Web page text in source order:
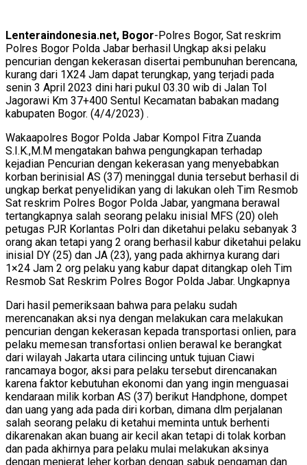
Lenteraindonesia.net, Bogor-Polres Bogor, Sat reskrim
Polres Bogor Polda Jabar berhasil Ungkap aksi pelaku
pencurian dengan kekerasan disertai pembunuhan berencana,
kurang dari 1X24 Jam dapat terungkap, yang terjadi pada
senin 3 April 2023 dini hari pukul 03.30 wib di Jalan Tol
Jagorawi Km 37+400 Sentul Kecamatan babakan madang
kabupaten Bogor. (4/4/2023) .
Wakaapolres Bogor Polda Jabar Kompol Fitra Zuanda
S.I.K.,M.M mengatakan bahwa pengungkapan terhadap
kejadian Pencurian dengan kekerasan yang menyebabkan
korban berinisial AS (37) meninggal dunia tersebut berhasil di
ungkap berkat penyelidikan yang di lakukan oleh Tim Resmob
Sat reskrim Polres Bogor Polda Jabar, yangmana berawal
tertangkapnya salah seorang pelaku inisial MFS (20) oleh
petugas PJR Korlantas Polri dan diketahui pelaku sebanyak 3
orang akan tetapi yang 2 orang berhasil kabur diketahui pelaku
inisial DY (25) dan JA (23), yang pada akhirnya kurang dari
1×24 Jam 2 org pelaku yang kabur dapat ditangkap oleh Tim
Resmob Sat Reskrim Polres Bogor Polda Jabar. Ungkapnya
Dari hasil pemeriksaan bahwa para pelaku sudah
merencanakan aksi nya dengan melakukan cara melakukan
pencurian dengan kekerasan kepada transportasi onlien, para
pelaku memesan transfortasi onlien berawal ke berangkat
dari wilayah Jakarta utara cilincing untuk tujuan Ciawi
rancamaya bogor, aksi para pelaku tersebut direncanakan
karena faktor kebutuhan ekonomi dan yang ingin menguasai
kendaraan milik korban AS (37) berikut Handphone, dompet
dan uang yang ada pada diri korban, dimana dlm perjalanan
salah seorang pelaku di ketahui meminta untuk berhenti
dikarenakan akan buang air kecil akan tetapi di tolak korban
dan pada akhirnya para pelaku mulai melakukan aksinya
dengan menjerat leher korban dengan sabuk pengaman dan